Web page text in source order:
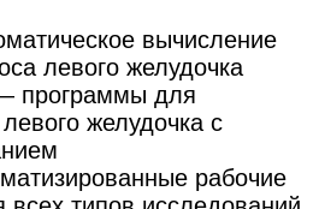
вычисление
левого желудочка
программы для
желудочка с
рабочие